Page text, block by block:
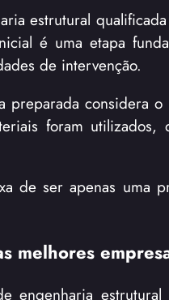
estrutural
é uma etapa
de intervenção.
preparada considera
foram
de ser apenas uma
melhores
engenharia